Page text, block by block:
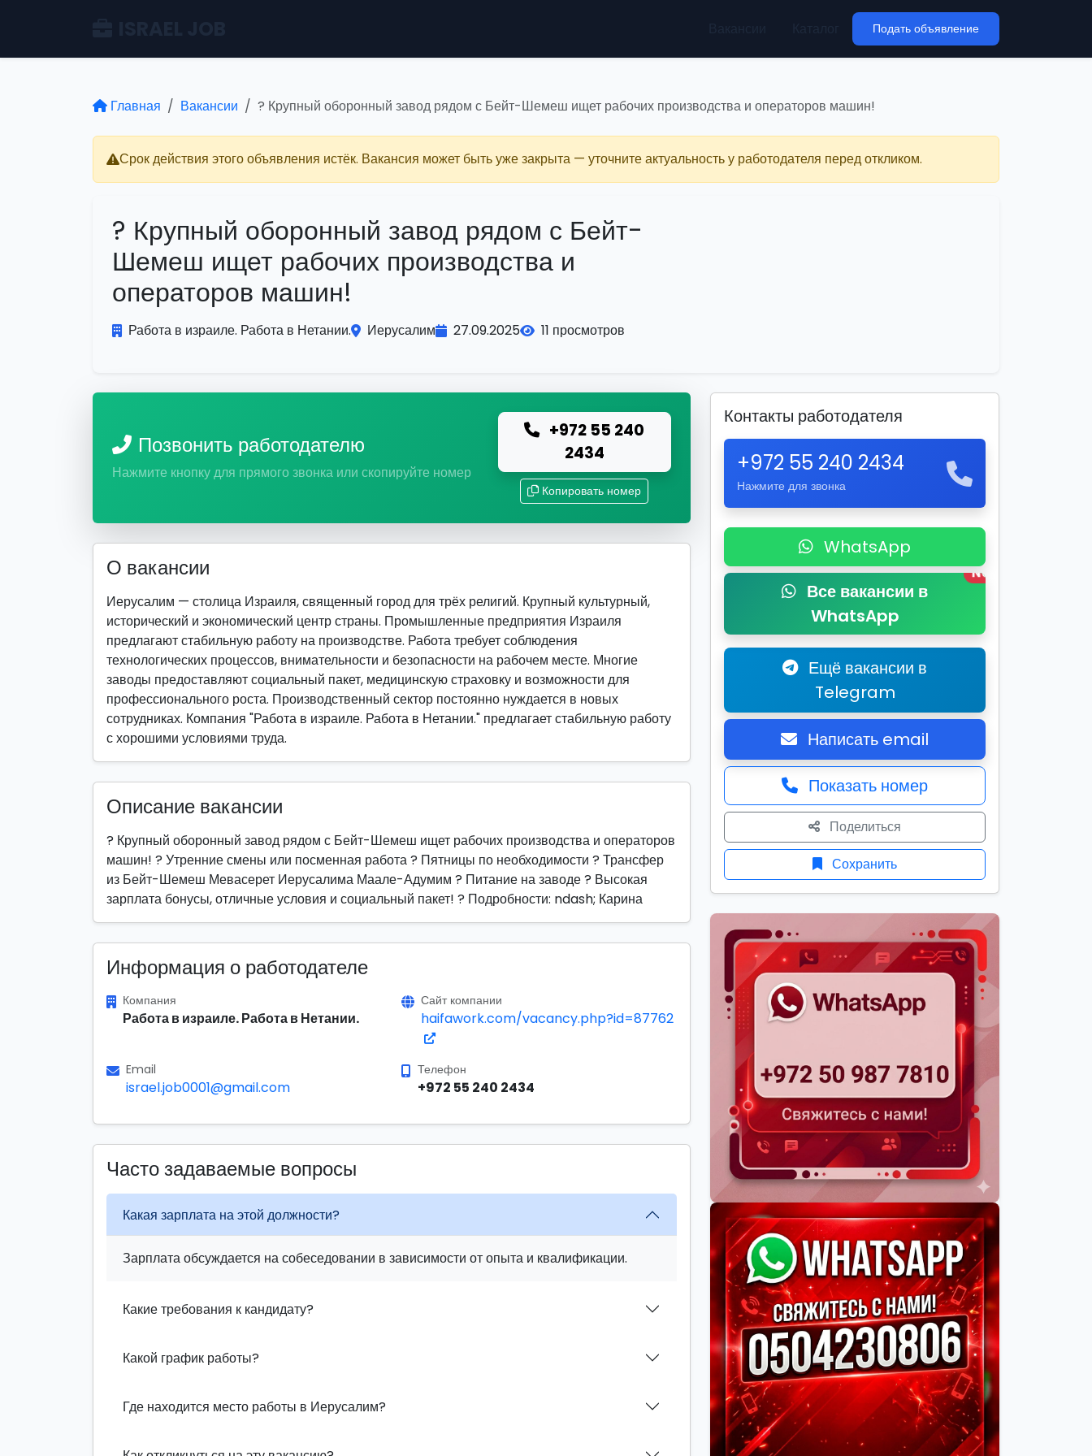
Подать объявление
Главная Вакансии ? Крупный оборонный завод рядом с Бейт-Шемеш ищет рабочих производства и операторов машин!
Срок действия этого объявления истёк. Вакансия может быть уже закрыта — уточните актуальность у работодателя перед откликом.
? Крупный оборонный завод рядом с Бейт-
Шемеш ищет рабочих производства и
операторов машин!
Работа в израиле. Работа в Нетании. Иерусалим 27.09.2025 11 просмотров
Позвонить работодателю
Нажмите кнопку для прямого звонка или скопируйте номер
+972 55 240
2434
Копировать номер
О вакансии
Иерусалим — столица Израиля, священный город для трёх религий. Крупный культурный,
исторический и экономический центр страны. Промышленные предприятия Израиля
предлагают стабильную работу на производстве. Работа требует соблюдения
технологических процессов, внимательности и безопасности на рабочем месте. Многие
заводы предоставляют социальный пакет, медицинскую страховку и возможности для
профессионального роста. Производственный сектор постоянно нуждается в новых
сотрудниках. Компания "Работа в израиле. Работа в Нетании." предлагает стабильную работу
с хорошими условиями труда.
Описание вакансии
? Крупный оборонный завод рядом с Бейт-Шемеш ищет рабочих производства и операторов
машин! ? Утренние смены или посменная работа ? Пятницы по необходимости ? Трансфер
из Бейт-Шемеш Мевасерет Иерусалима Маале-Адумим ? Питание на заводе ? Высокая
зарплата бонусы, отличные условия и социальный пакет! ? Подробности: ndash; Карина
Информация о работодателе
Компания
Работа в израиле. Работа в Нетании.
Сайт компании
haifawork.com/vacancy.php?id=87762
Email
israel.job0001@gmail.com
Телефон
+972 55 240 2434
Часто задаваемые вопросы
Какая зарплата на этой должности?
Зарплата обсуждается на собеседовании в зависимости от опыта и квалификации.
Какие требования к кандидату?
Какой график работы?
Где находится место работы в Иерусалим?
Контакты работодателя
+972 55 240 2434
Нажмите для звонка
WhatsApp
Все вакансии в
WhatsApp
New
Ещё вакансии в
Telegram
Написать email
Показать номер
Поделиться
Сохранить